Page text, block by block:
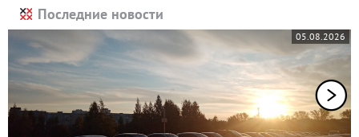
Последние новости
05.08.2026